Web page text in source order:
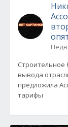
Строительное
вывода
предложила
тарифы